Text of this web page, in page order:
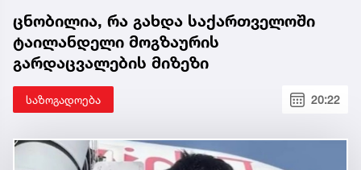
ცნობილია, რა გახდა საქართველოში
ტაილანდელი მოგზაურის
გარდაცვალების მიზეზი
საზოგადოება 20:22